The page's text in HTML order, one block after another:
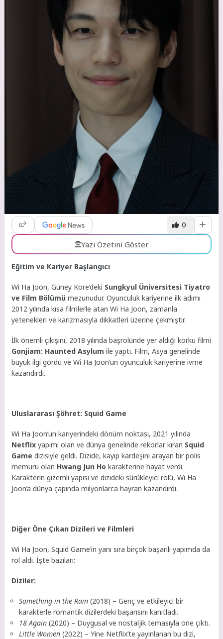
0
Yazı Özetini Göster
Eğitim ve Kariyer Başlangıcı
Wi Ha Joon, Güney Kore’deki Sungkyul Üniversitesi Tiyatro
ve Film Bölümü mezunudur. Oyunculuk kariyerine ilk adımı
2012 yılında kısa filmlerle atan Wi Ha Joon, zamanla
yetenekleri ve karizmasıyla dikkatleri üzerine çekmiştir.
İlk önemli çıkışını, 2018 yılında başrolünde yer aldığı korku filmi
Gonjiam: Haunted Asylum ile yaptı. Film, Asya genelinde
büyük ilgi gördü ve Wi Ha Joon’un oyunculuk kariyerine ivme
kazandırdı.
Uluslararası Şöhret: Squid Game
Wi Ha Joon’un kariyerindeki dönüm noktası, 2021 yılında
Netflix yapımı olan ve dünya genelinde rekorlar kıran Squid
Game dizisiyle geldi. Dizide, kayıp kardeşini arayan bir polis
memuru olan Hwang Jun Ho karakterine hayat verdi.
Karakterin gizemli yapısı ve dizideki sürükleyici rolü, Wi Ha
Joon’a dünya çapında milyonlarca hayran kazandırdı.
Diğer Öne Çıkan Dizileri ve Filmleri
Wi Ha Joon, Squid Game’in yanı sıra birçok başarılı yapımda da
rol aldı. İşte bazıları:
Diziler:
Something in the Rain (2018) – Genç ve etkileyici bir
karakterle romantik dizilerdeki başarısını kanıtladı.
18 Again (2020) – Duygusal ve nostaljik temasıyla öne çıktı.
Little Women (2022) – Yine Netflix’te yayınlanan bu dizi,